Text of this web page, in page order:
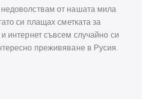
от нашата мила
си плащах сметката за
интернет съвсем случайно си
преживяване в Русия.